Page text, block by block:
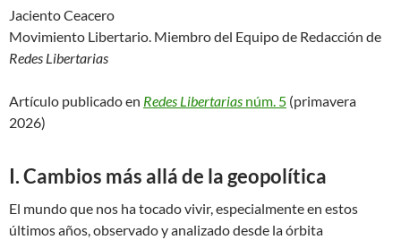
Jaciento Ceacero
Movimiento Libertario. Miembro del Equipo de Redacción de
Redes Libertarias
Artículo publicado en Redes Libertarias núm. 5 (primavera
2026)
I. Cambios más allá de la geopolítica
El mundo que nos ha tocado vivir, especialmente en estos
últimos años, observado y analizado desde la órbita